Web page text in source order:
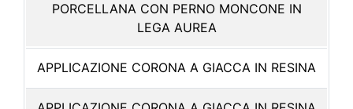
PORCELLANA CON PERNO MONCONE IN
LEGA AUREA
APPLICAZIONE CORONA A GIACCA IN RESINA